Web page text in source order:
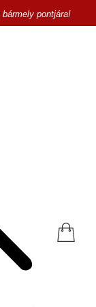
pontjára!